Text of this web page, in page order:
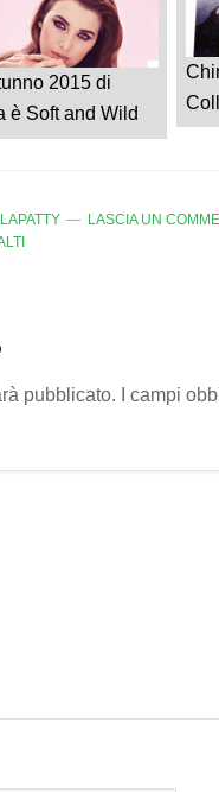
2015 di
è Soft and Wild
LAPATTY
LASCIA UN
pubblicato. I campi